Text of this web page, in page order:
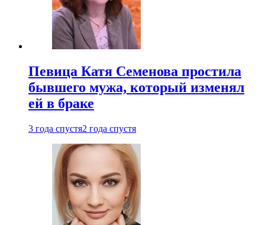
Певица Катя Семенова простила
бывшего мужа, который изменял
ей в браке
3 года спустя2 года спустя